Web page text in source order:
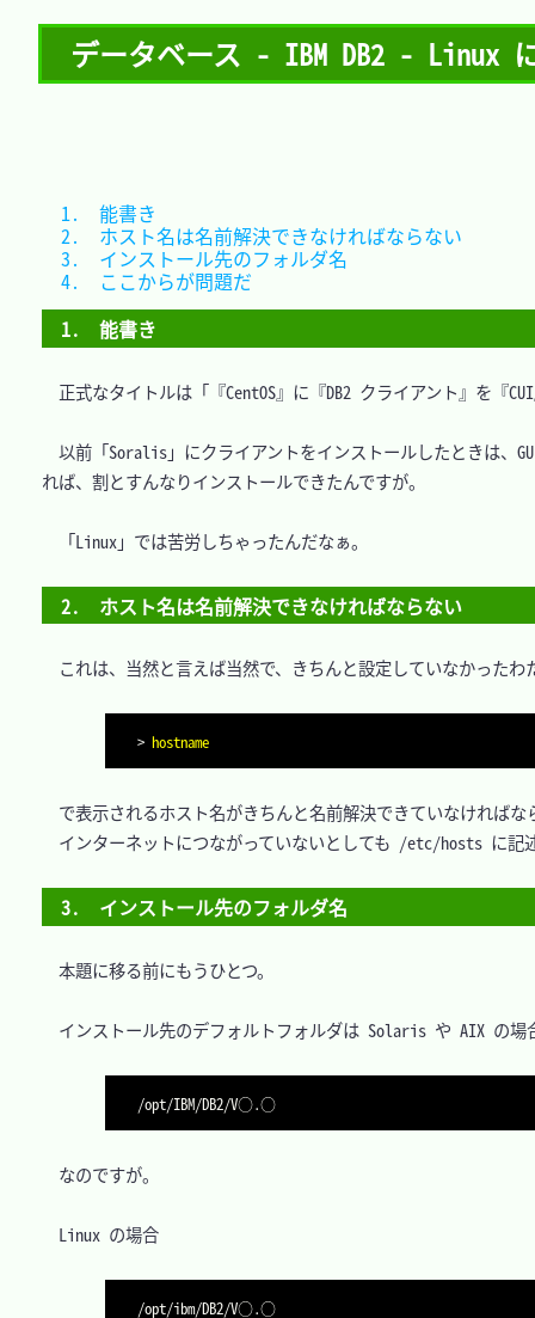
データベース - IBM DB2 - Linux
1.　能
2.　ホスト名は名前解決できな
3.　インストール先の
4.　ここから
1.　能書き
正式なタイトルは「『CentOS』に『DB2 クライアント』を『
以前「Soralis」にクライアントをインストールしたときは、
れば、割とすんなりインストールできたんですが。
「Linux」では苦労しちゃったんだなぁ。
2.　ホスト名は名前解決できなければならない
これは、当然と言えば当然で、きちんと設定していなかったわ
> hostname
で表示されるホスト名がきちんと名前解決できていなければな
インターネットにつながっていないとしても /etc/hosts に記
3.　インストール先のフォルダ名
本題に移る前にもうひとつ。
インストール先のデフォルトフォルダは Solaris や AIX の場
なのですが。
Linux の場合